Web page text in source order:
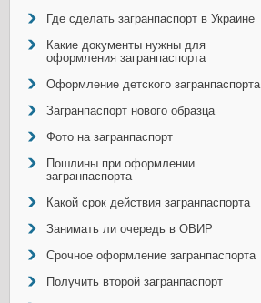
Где сделать загранпаспорт в Украине
Какие документы нужны для
оформления загранпаспорта
Оформление детского загранпаспорта
Загранпаспорт нового образца
Фото на загранпаспорт
Пошлины при оформлении
загранпаспорта
Какой срок действия загранпаспорта
Занимать ли очередь в ОВИР
Срочное оформление загранпаспорта
Получить второй загранпаспорт